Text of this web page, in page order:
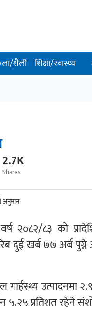
शैली शिक्षा/स्वास्थ्य
2.7K
Shares
२०८२/८३ को
दुई खर्ब ७७ अर्ब
उत्पादनमा
५.२५ प्रतिशत रहेने